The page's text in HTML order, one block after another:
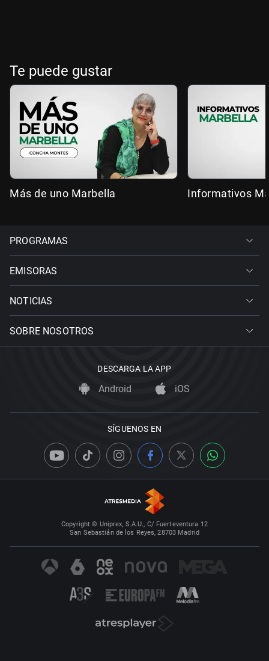
Te puede gustar
Más de uno Marbella Informativos
PROGRAMAS
EMISORAS
NOTICIAS
SOBRE NOSOTROS
DESCARGA LA APP
Android iOS
SÍGUENOS EN
Copyright © Uniprex, S.A.U., C/ Fuerteventura 12
San Sebastián de los Reyes, 28703 Madrid